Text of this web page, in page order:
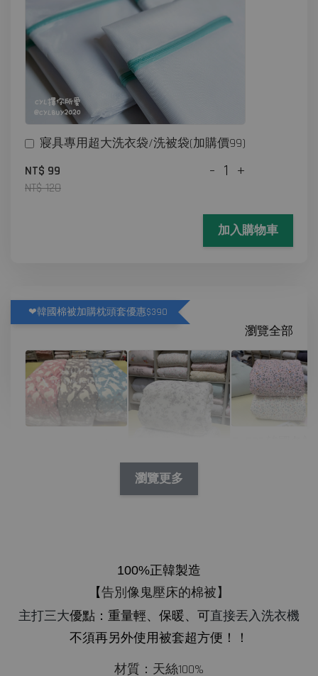
寢具專用超大洗衣袋/洗被袋(加購價99)
NT$ 99
NT$ 120
- +
加入購物車
❤韓國棉被加購枕頭套優惠$390
瀏覽全部
毛 舒服絨毛北極
+NT$ 390
NT$ 450
-
加入購物車
瀏覽更多
100%正韓製造
【告別 像鬼壓床的棉被】
主打三大優點：重量輕、保暖、可直接丟入洗衣機
不須再另外使用被套超方便！！
材質：天絲100%